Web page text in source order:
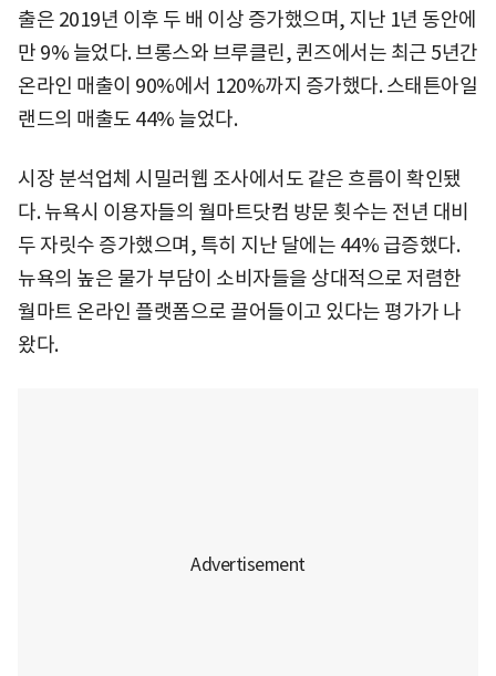
출은 2019년 이후 두 배 이상 증가했으며, 지난 1년 동안에
만 9% 늘었다. 브롱스와 브루클린, 퀸즈에서는 최근 5년간
온라인 매출이 90%에서 120%까지 증가했다. 스태튼아일
랜드의 매출도 44% 늘었다.
시장 분석업체 시밀러웹 조사에서도 같은 흐름이 확인됐
다. 뉴욕시 이용자들의 월마트닷컴 방문 횟수는 전년 대비
두 자릿수 증가했으며, 특히 지난 달에는 44% 급증했다.
뉴욕의 높은 물가 부담이 소비자들을 상대적으로 저렴한
월마트 온라인 플랫폼으로 끌어들이고 있다는 평가가 나
왔다.